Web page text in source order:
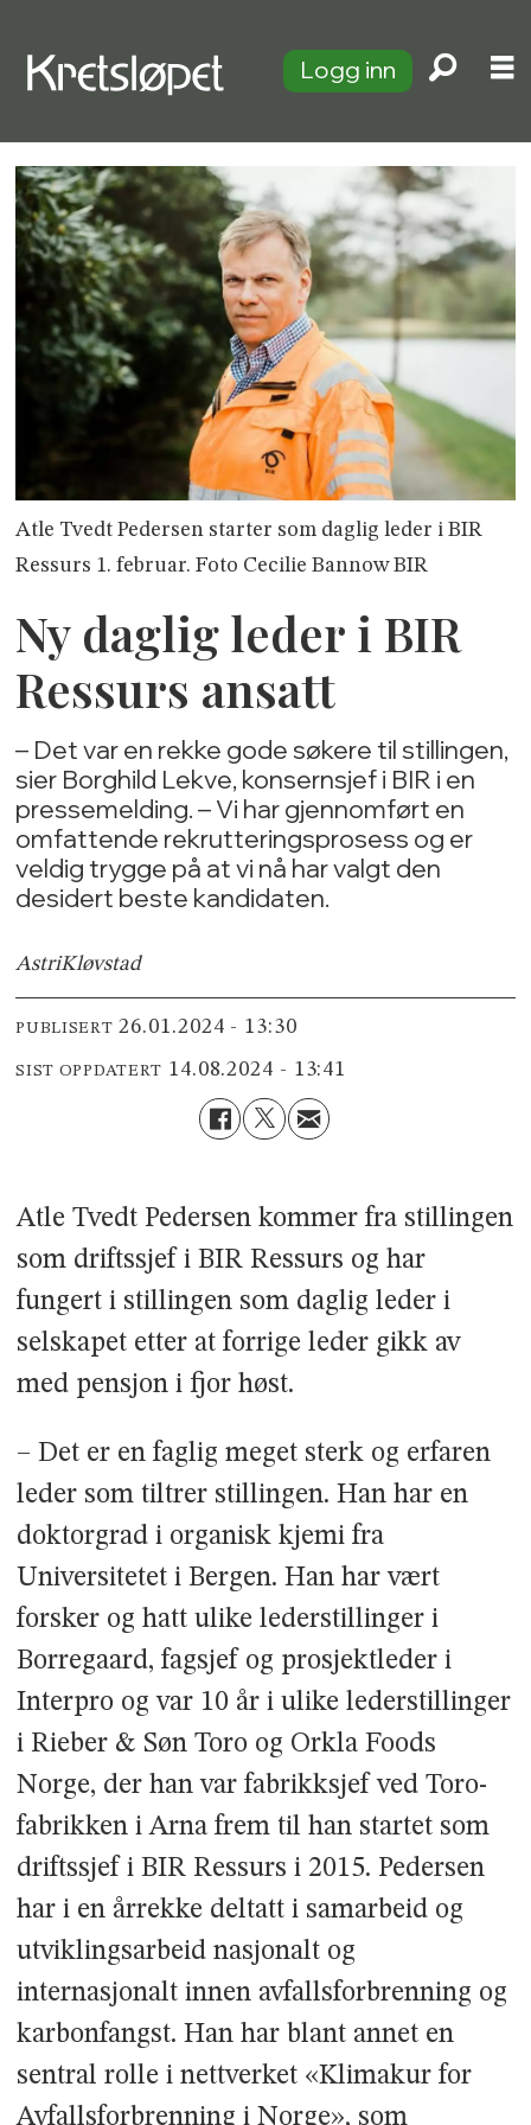
Logg inn
Atle Tvedt Pedersen starter som daglig leder i BIR
Ressurs 1. februar. Foto Cecilie Bannow BIR
Ny daglig leder i BIR
Ressurs ansatt
– Det var en rekke gode søkere til stillingen,
sier Borghild Lekve, konsernsjef i BIR i en
pressemelding. – Vi har gjennomført en
omfattende rekrutteringsprosess og er
veldig trygge på at vi nå har valgt den
desidert beste kandidaten.
AstriKløvstad
PUBLISERT 26.01.2024 - 13:30
SIST OPPDATERT 14.08.2024 - 13:41
Atle Tvedt Pedersen kommer fra stillingen
som driftssjef i BIR Ressurs og har
fungert i stillingen som daglig leder i
selskapet etter at forrige leder gikk av
med pensjon i fjor høst.
– Det er en faglig meget sterk og erfaren
leder som tiltrer stillingen. Han har en
doktorgrad i organisk kjemi fra
Universitetet i Bergen. Han har vært
forsker og hatt ulike lederstillinger i
Borregaard, fagsjef og prosjektleder i
Interpro og var 10 år i ulike lederstillinger
i Rieber & Søn Toro og Orkla Foods
Norge, der han var fabrikksjef ved Toro-
fabrikken i Arna frem til han startet som
driftssjef i BIR Ressurs i 2015. Pedersen
har i en årrekke deltatt i samarbeid og
utviklingsarbeid nasjonalt og
internasjonalt innen avfallsforbrenning og
karbonfangst. Han har blant annet en
sentral rolle i nettverket «Klimakur for
Avfallsforbrenning i Norge», som